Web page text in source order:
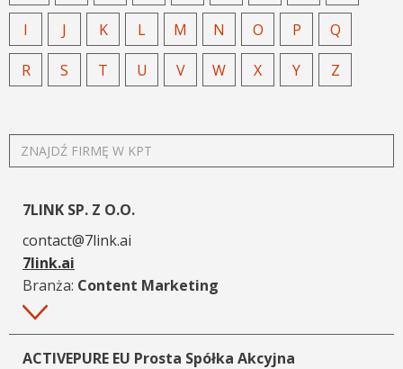
I J K L M N O P Q
R S T U V W X Y Z
ZNAJDŹ
FIRMĘ
KPT
7LINK SP. Z O.O.
contact@7link.ai
7link.ai
Branża: Content Marketing
Więcej
ACTIVEPURE EU Prosta Spółka Akcyjna